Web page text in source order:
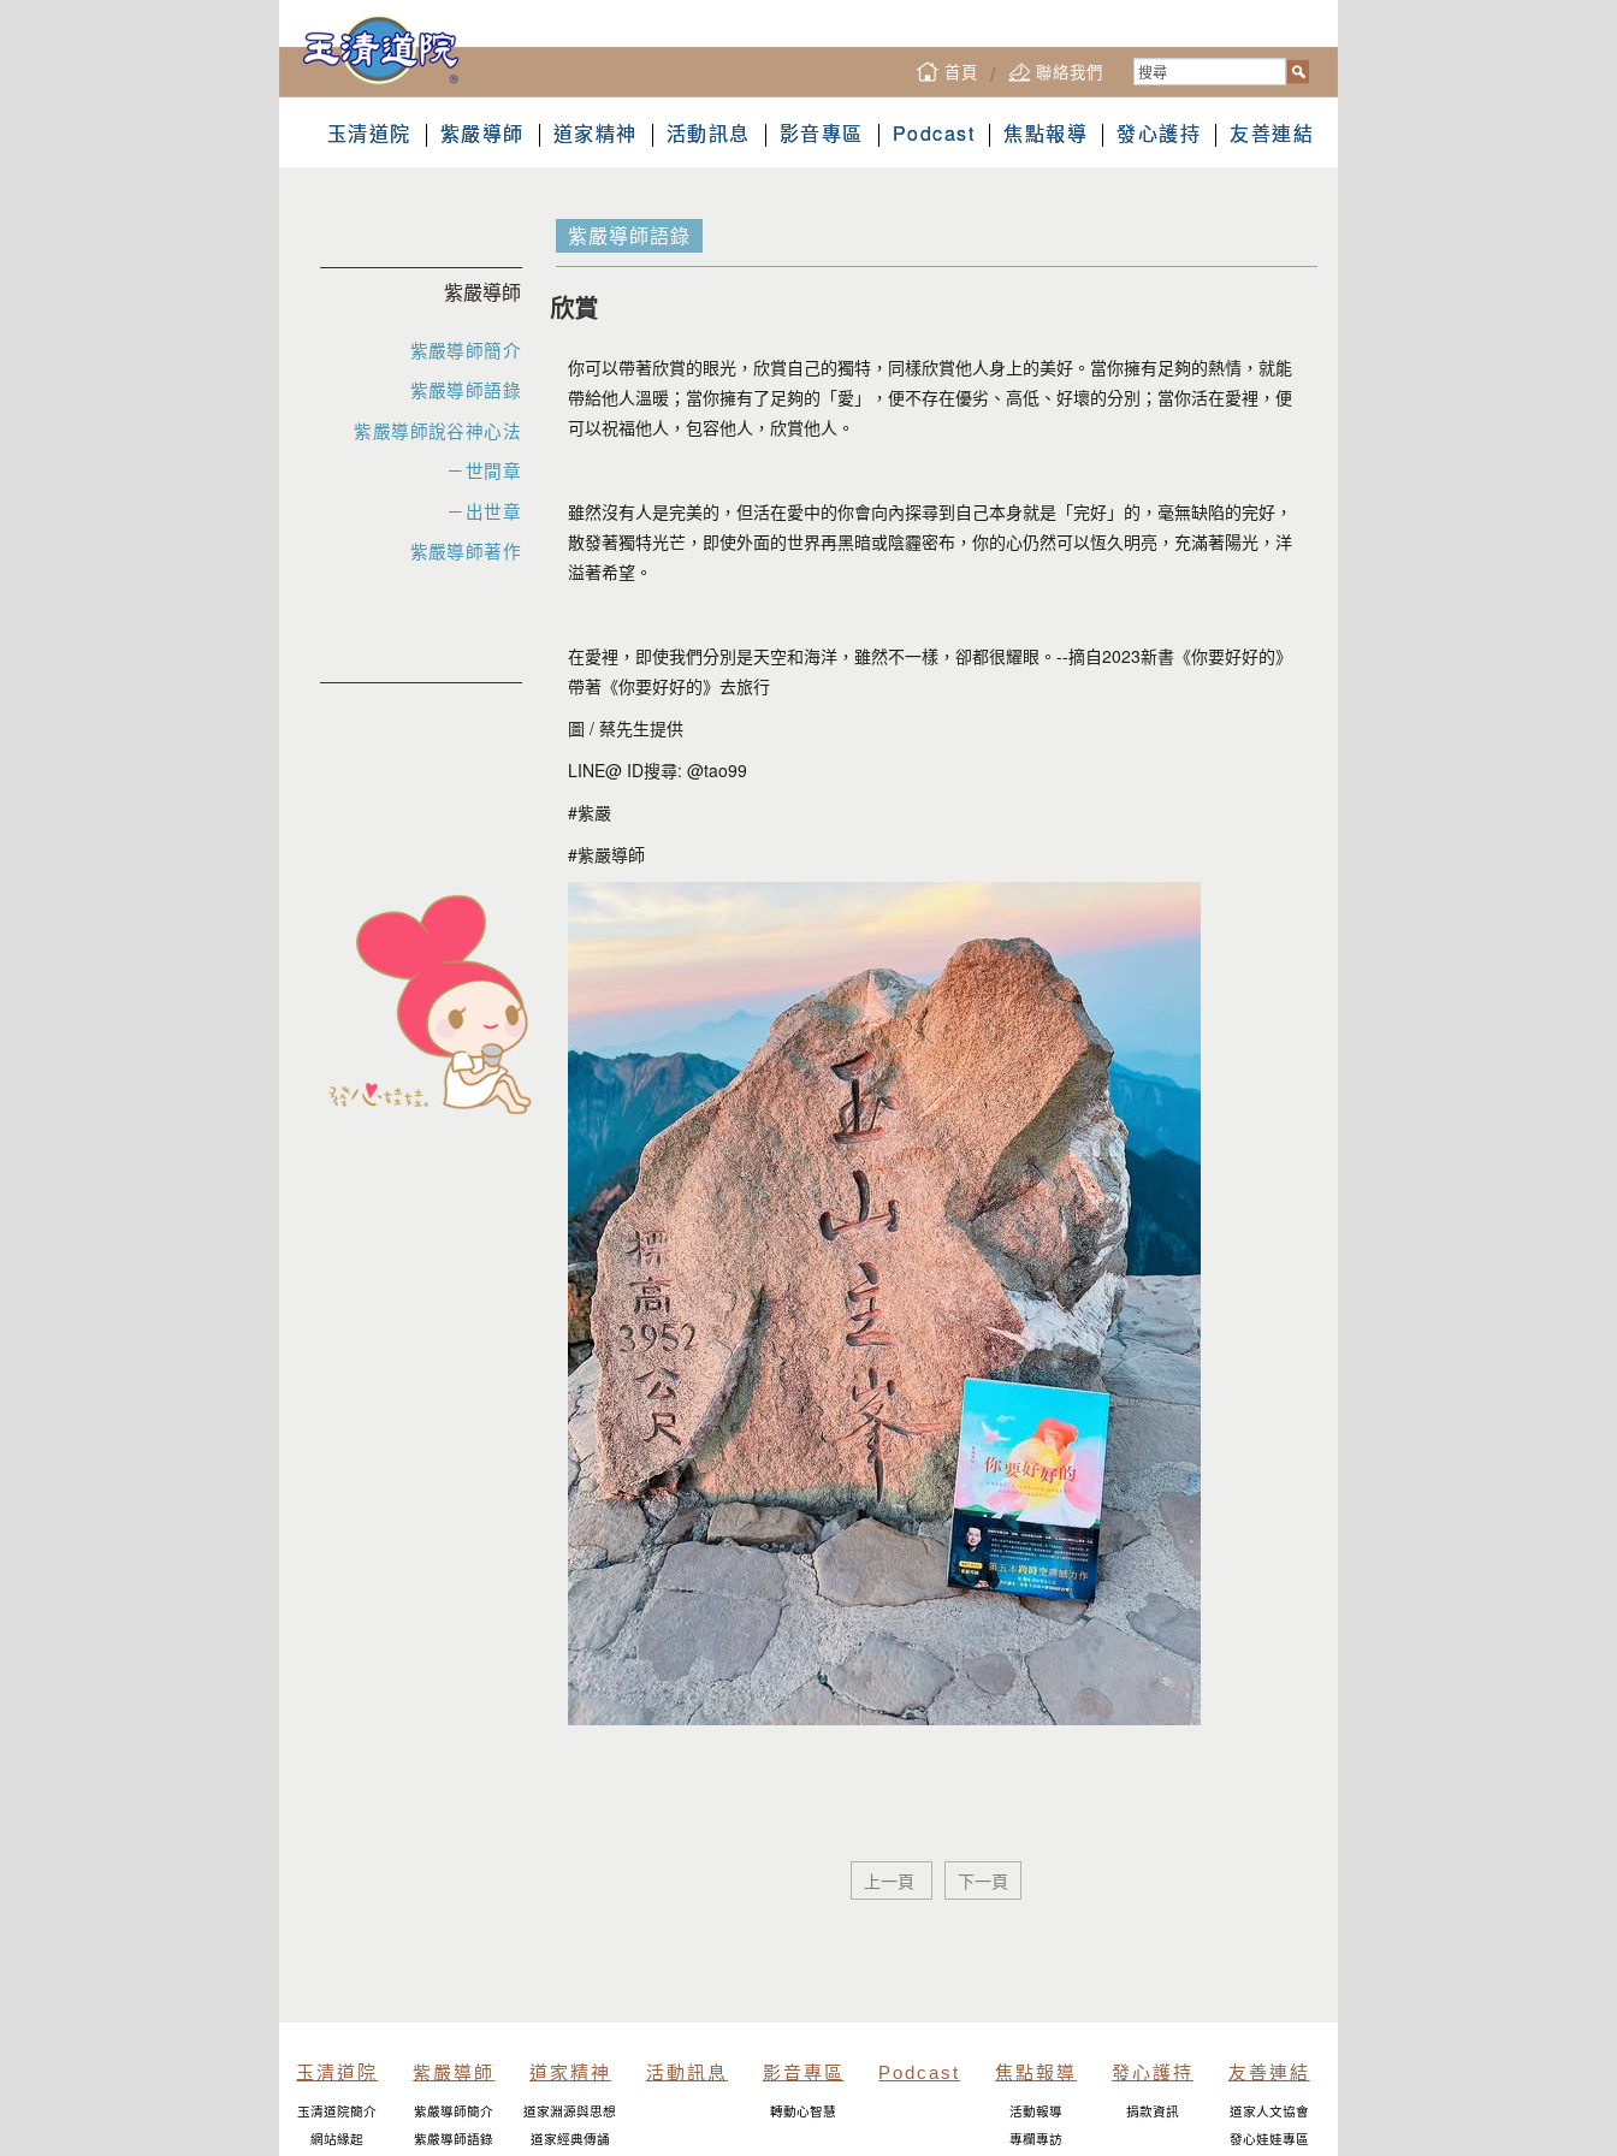
首頁 / 聯絡我們
搜
尋...
玉清道院 紫嚴導師 道家精神 活動訊息 影音專區 Podcast 焦點報導 發心護持 友善連結
紫嚴導師語錄
欣賞
你可以帶著欣賞的眼光，欣賞自己的獨特，同樣欣賞他人身上的美好。當你擁有足夠的熱情，就能
帶給他人溫暖；當你擁有了足夠的「愛」，便不存在優劣、高低、好壞的分別；當你活在愛裡，便
可以祝福他人，包容他人，欣賞他人。
雖然沒有人是完美的，但活在愛中的你會向內探尋到自己本身就是「完好」的，毫無缺陷的完好，
散發著獨特光芒，即使外面的世界再黑暗或陰霾密布，你的心仍然可以恆久明亮，充滿著陽光，洋
溢著希望。
在愛裡，即使我們分別是天空和海洋，雖然不一樣，卻都很耀眼。--摘自2023新書《你要好好的》
帶著《你要好好的》去旅行
圖 / 蔡先生提供
LINE@ ID搜尋: @tao99
#紫嚴
#紫嚴導師
上一頁 下一頁
紫嚴導師
紫嚴導師簡介
紫嚴導師語錄
紫嚴導師說谷神心法
－世間章
－出世章
紫嚴導師著作
玉清道院
玉清道院簡介
網站緣起
紫嚴導師
紫嚴導師簡介
紫嚴導師語錄
道家精神
道家淵源與思想
道家經典傳誦
活動訊息 影音專區
轉動心智慧
Podcast 焦點報導
活動報導
專欄專訪
發心護持
捐款資訊
友善連結
道家人文協會
發心娃娃專區